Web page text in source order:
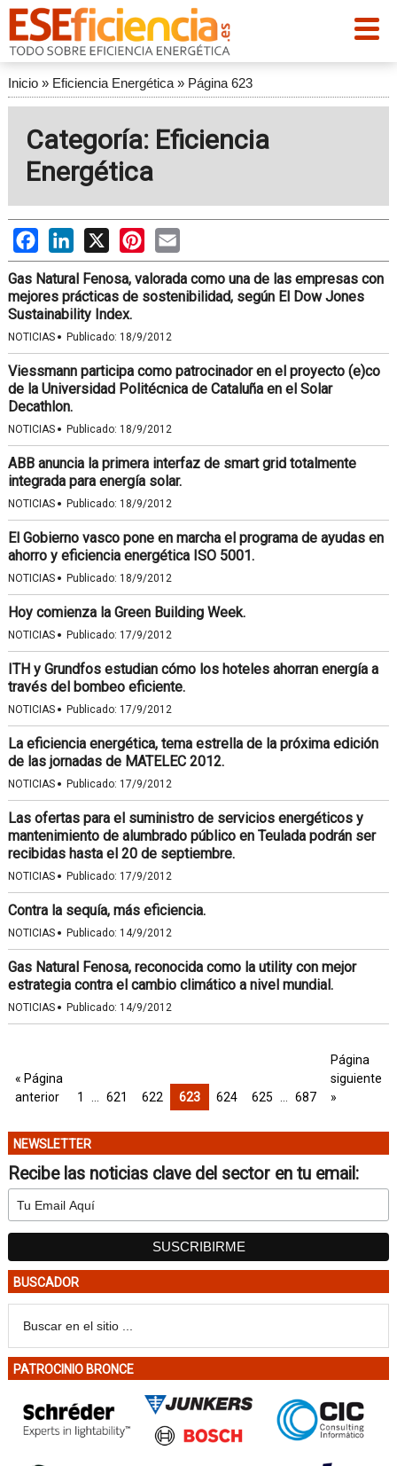
Inicio» Eficiencia Energética» Página 623
Categoría: Eficiencia
Energética
FacebookLinkedIn
X PinterestEmail
Gas Natural Fenosa, valorada como una de las empresas con
mejores prácticas de sostenibilidad, según El Dow Jones
Sustainability Index.
NOTICIAS · Publicado: 18/9/2012
Viessmann participa como patrocinador en el proyecto (e)co
de la Universidad Politécnica de Cataluña en el Solar
Decathlon.
NOTICIAS · Publicado: 18/9/2012
ABB anuncia la primera interfaz de smart grid totalmente
integrada para energía solar.
NOTICIAS · Publicado: 18/9/2012
El Gobierno vasco pone en marcha el programa de ayudas en
ahorro y eficiencia energética ISO 5001.
NOTICIAS · Publicado: 18/9/2012
Hoy comienza la Green Building Week.
NOTICIAS · Publicado: 17/9/2012
ITH y Grundfos estudian cómo los hoteles ahorran energía a
través del bombeo eficiente.
NOTICIAS · Publicado: 17/9/2012
La eficiencia energética, tema estrella de la próxima edición
de las jornadas de MATELEC 2012.
NOTICIAS · Publicado: 17/9/2012
Las ofertas para el suministro de servicios energéticos y
mantenimiento de alumbrado público en Teulada podrán ser
recibidas hasta el 20 de septiembre.
NOTICIAS · Publicado: 17/9/2012
Contra la sequía, más eficiencia.
NOTICIAS · Publicado: 14/9/2012
Gas Natural Fenosa, reconocida como la utility con mejor
estrategia contra el cambio climático a nivel mundial.
NOTICIAS · Publicado: 14/9/2012
« Página
anterior
1 621 622 623 624 625 687
Página
siguiente
»
NEWSLETTER
Recibe las noticias clave del sector en tu email:
BUSCADOR
PATROCINIO BRONCE